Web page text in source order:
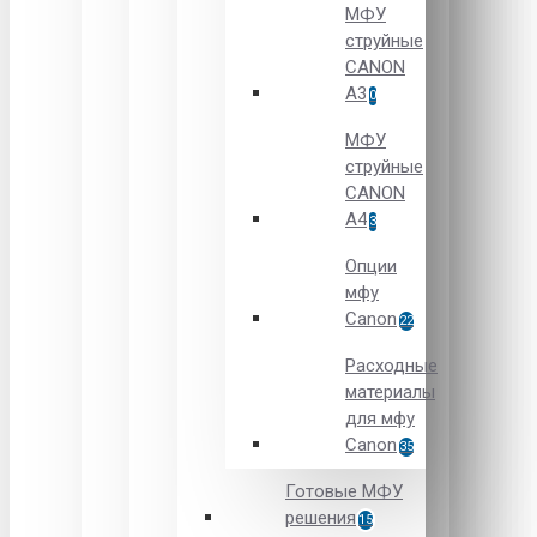
МФУ
струйные
CANON
А3 0
МФУ
струйные
CANON
А4 3
Опции
мфу
Canon 22
Расходные
материалы
для мфу
Canon 35
Готовые МФУ
решения 15